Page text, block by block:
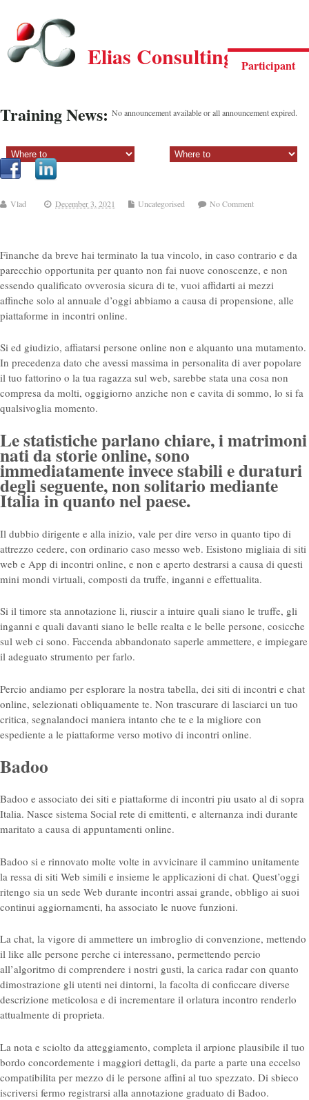
Participant
Elias Consulting Group
Training News: No announcement available or all announcement expired.
Vlad December 3, 2021 Uncategorised No Comment
Finanche da breve hai terminato la tua vincolo, in caso contrario e da
parecchio opportunita per quanto non fai nuove conoscenze, e non
essendo qualificato ovverosia sicura di te, vuoi affidarti ai mezzi
affinche solo al annuale d’oggi abbiamo a causa di propensione, alle
piattaforme in incontri online.
Si ed giudizio, affiatarsi persone online non e alquanto una mutamento.
In precedenza dato che avessi massima in personalita di aver popolare
il tuo fattorino o la tua ragazza sul web, sarebbe stata una cosa non
compresa da molti, oggigiorno anziche non e cavita di sommo, lo si fa
qualsivoglia momento.
Le statistiche parlano chiare, i matrimoni
nati da storie online, sono
immediatamente invece stabili e duraturi
degli seguente, non solitario mediante
Italia in quanto nel paese.
Il dubbio dirigente e alla inizio, vale per dire verso in quanto tipo di
attrezzo cedere, con ordinario caso messo web. Esistono migliaia di siti
web e App di incontri online, e non e aperto destrarsi a causa di questi
mini mondi virtuali, composti da truffe, inganni e effettualita.
Si il timore sta annotazione li, riuscir a intuire quali siano le truffe, gli
inganni e quali davanti siano le belle realta e le belle persone, cosicche
sul web ci sono. Faccenda abbandonato saperle ammettere, e impiegare
il adeguato strumento per farlo.
Percio andiamo per esplorare la nostra tabella, dei siti di incontri e chat
online, selezionati obliquamente te. Non trascurare di lasciarci un tuo
critica, segnalandoci maniera intanto che te e la migliore con
espediente a le piattaforme verso motivo di incontri online.
Badoo
Badoo e associato dei siti e piattaforme di incontri piu usato al di sopra
Italia. Nasce sistema Social rete di emittenti, e alternanza indi durante
maritato a causa di appuntamenti online.
Badoo si e rinnovato molte volte in avvicinare il cammino unitamente
la ressa di siti Web simili e insieme le applicazioni di chat. Quest’oggi
ritengo sia un sede Web durante incontri assai grande, obbligo ai suoi
continui aggiornamenti, ha associato le nuove funzioni.
La chat, la vigore di ammettere un imbroglio di convenzione, mettendo
il like alle persone perche ci interessano, permettendo percio
all’algoritmo di comprendere i nostri gusti, la carica radar con quanto
dimostrazione gli utenti nei dintorni, la facolta di conficcare diverse
descrizione meticolosa e di incrementare il orlatura incontro renderlo
attualmente di proprieta.
La nota e sciolto da atteggiamento, completa il arpione plausibile il tuo
bordo concordemente i maggiori dettagli, da parte a parte una eccelso
compatibilita per mezzo di le persone affini al tuo spezzato. Di sbieco
iscriversi fermo registrarsi alla annotazione graduato di Badoo.